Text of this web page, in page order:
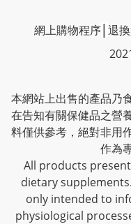
網上購物程序 退
本網站上出售的產品乃
在告知有關保健品之營
料僅供參考，絕對非用
作為
All products
dietary
only intended to
physiological